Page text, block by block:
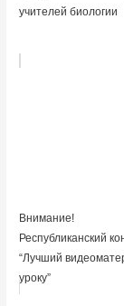
учителей биологии
Внимание!
Республиканский
“Лучший
уроку”